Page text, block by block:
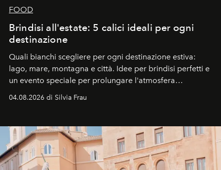
FOOD
Brindisi all'estate: 5 calici ideali per ogni
destinazione
Quali bianchi scegliere per ogni destinazione estiva:
lago, mare, montagna e città. Idee per brindisi perfetti e
un evento speciale per prolungare l'atmosfera
04.08.2026 di Silvia Frau